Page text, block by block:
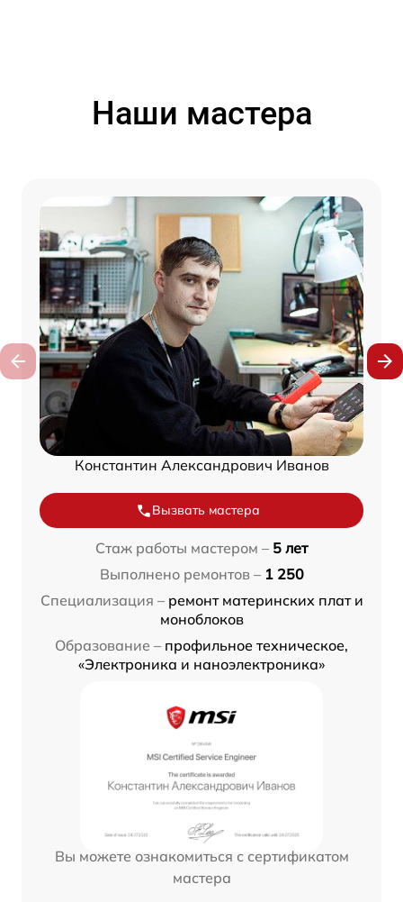
Наши мастера
Константин Александрович Иванов
Вызвать мастера
Стаж работы мастером – 5 лет
Выполнено ремонтов – 1 250
Специализация – ремонт материнских плат и
моноблоков
Образование – профильное техническое,
«Электроника и наноэлектроника»
Вы можете ознакомиться с сертификатом
мастера